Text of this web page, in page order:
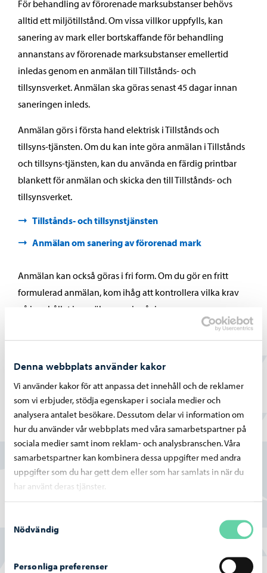
Denna webbplats använder kakor
Vi använder kakor för att anpassa det innehåll och de reklamer
som vi erbjuder, stödja egenskaper i sociala medier och
analysera antalet besökare. Dessutom delar vi information om
hur du använder vår webbplats med våra samarbetspartner på
sociala medier samt inom reklam- och analysbranschen. Våra
samarbetspartner kan kombinera dessa uppgifter med andra
uppgifter som du har gett dem eller som har samlats in när du
har använt deras tjänster.
Nödvändig
Personliga preferenser
För behandling av förorenade marksubstanser behövs
alltid ett miljötillstånd. Om vissa villkor uppfylls, kan
sanering av mark eller bortskaffande för behandling
annanstans av förorenade marksubstanser emellertid
inledas genom en anmälan till Tillstånds- och
tillsynsverket. Anmälan ska göras senast 45 dagar innan
saneringen inleds.
Anmälan görs i första hand elektrisk i Tillstånds och
tillsyns-tjänsten. Om du kan inte göra anmälan i Tillstånds
och tillsyns-tjänsten, kan du använda en färdig printbar
blankett för anmälan och skicka den till Tillstånds- och
tillsynsverket.
Tillstånds- och tillsynstjänsten
Anmälan om sanering av förorenad mark
Anmälan kan också göras i fri form. Om du gör en fritt
formulerad anmälan, kom ihåg att kontrollera vilka krav
på innehållet i anmälan som ingår i
gällande taxa för behandling av anmälan.
Hittade du vad du sökte?
Ja